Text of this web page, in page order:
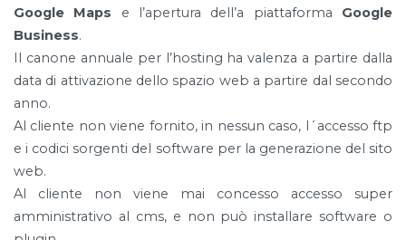
Google Maps e l’apertura dell’a piattaforma Google
Business.
Il canone annuale per l’hosting ha valenza a partire dalla
data di attivazione dello spazio web a partire dal secondo
anno.
Al cliente non viene fornito, in nessun caso, l´accesso ftp
e i codici sorgenti del software per la generazione del sito
web.
Al cliente non viene mai concesso accesso super
amministrativo al cms, e non può installare software o